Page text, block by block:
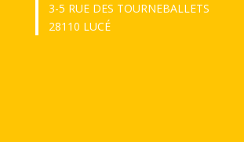
3-5 RUE DES TOURNEBALLETS
28110 LUCÉ